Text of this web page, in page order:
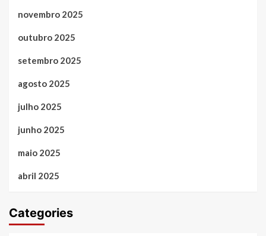
novembro 2025
outubro 2025
setembro 2025
agosto 2025
julho 2025
junho 2025
maio 2025
abril 2025
Categories